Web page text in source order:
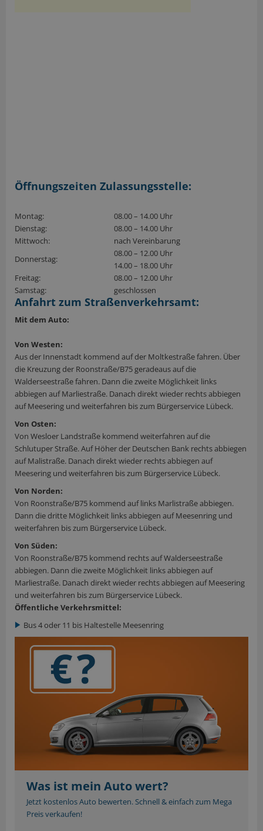
Öffnungszeiten Zulassungsstelle:
Montag:
08.00 – 14.00 Uhr
Dienstag:
08.00 – 14.00 Uhr
Mittwoch:
nach Vereinbarung
Donnerstag:
08.00 – 12.00 Uhr
14.00 – 18.00 Uhr
Freitag:
08.00 – 12.00 Uhr
Samstag:
geschlossen
Anfahrt zum Straßenverkehrsamt:
Mit dem Auto:
Von Westen:
Aus der Innenstadt kommend auf der Moltkestraße fahren. Über
die Kreuzung der Roonstraße/B75 geradeaus auf die
Walderseestraße fahren. Dann die zweite Möglichkeit links
abbiegen auf Marliestraße. Danach direkt wieder rechts abbiegen
auf Meesering und weiterfahren bis zum Bürgerservice Lübeck.
Von Osten:
Von Wesloer Landstraße kommend weiterfahren auf die
Schlutuper Straße. Auf Höher der Deutschen Bank rechts abbiegen
auf Malistraße. Danach direkt wieder rechts abbiegen auf
Meesering und weiterfahren bis zum Bürgerservice Lübeck.
Von Norden:
Von Roonstraße/B75 kommend auf links Marlistraße abbiegen.
Dann die dritte Möglichkeit links abbiegen auf Meesenring und
weiterfahren bis zum Bürgerservice Lübeck.
Von Süden:
Von Roonstraße/B75 kommend rechts auf Walderseestraße
abbiegen. Dann die zweite Möglichkeit links abbiegen auf
Marliestraße. Danach direkt wieder rechts abbiegen auf Meesering
und weiterfahren bis zum Bürgerservice Lübeck.
Öffentliche Verkehrsmittel:
Bus 4 oder 11 bis Haltestelle Meesenring
Was ist mein Auto wert?
Jetzt kostenlos Auto bewerten. Schnell & einfach zum Mega
Preis verkaufen!